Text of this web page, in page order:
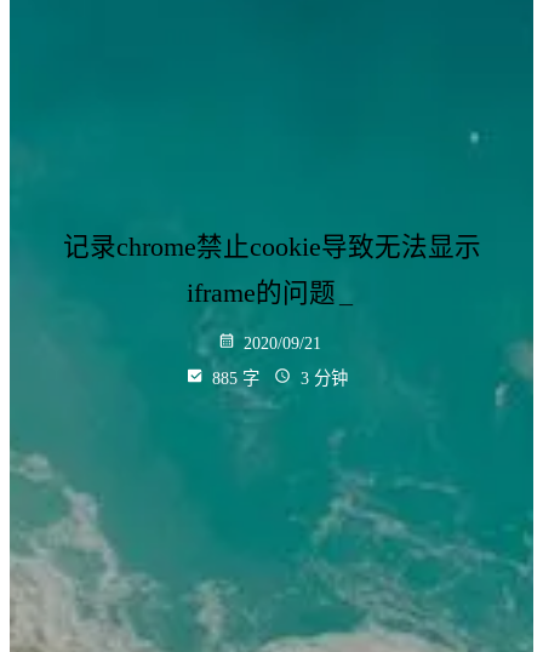
记录chrome禁止cookie导致无法显示
iframe的问题
2020/09/21
885 字
3 分钟